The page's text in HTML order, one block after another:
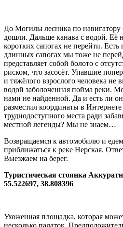
До Могилы лесника по навигатору
дошли. Дальше канава с водой. Её
коротких сапогах не перейти. Есть
длинных сапогах мы тоже не
представляет собой болото с
риском, что засосёт. Упавшие
и тяжёлого взрослого человека не
водой заболоченная пойма реки.
нами не найденной. Да и есть ли
разместил координаты в
труднодоступного места ради
местной легенды? Мы не знаем…
Возвращаемся к автомобилю и
приближаться к реке Нерская.
Выезжаем на берег.
Туристическая стоянка
55.522697, 38.808396
Ухоженная площадка, которая
несколько палаток.